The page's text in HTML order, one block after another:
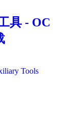
具 - OC